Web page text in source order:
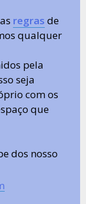
regras de
qualquer
pela
seja
com os
que
dos nosso